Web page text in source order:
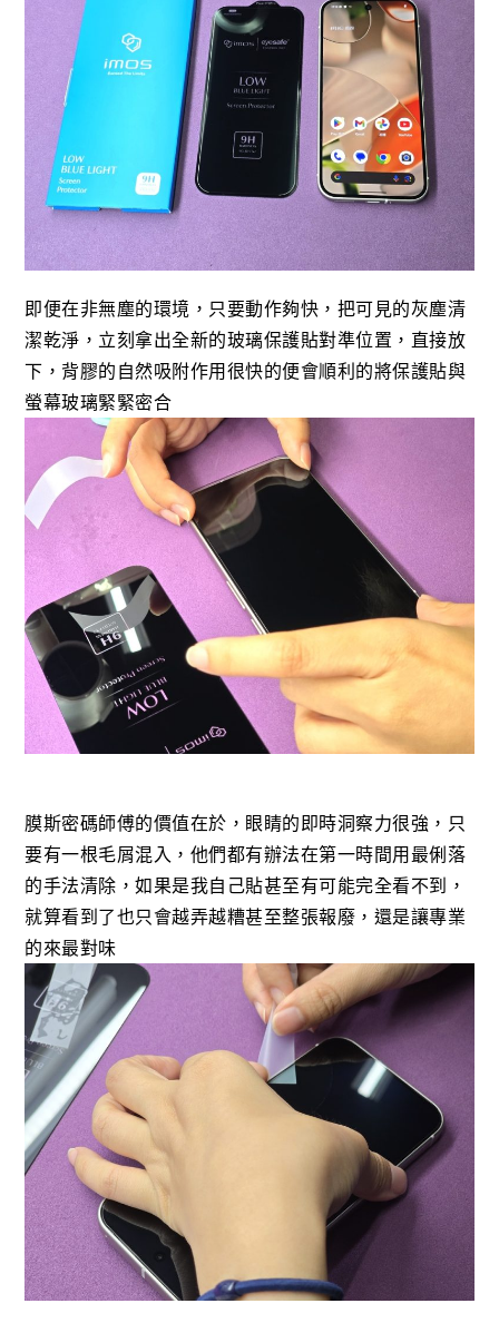
即便在非無塵的環境，只要動作夠快，把可見的灰塵清
潔乾淨，立刻拿出全新的玻璃保護貼對準位置，直接放
下，背膠的自然吸附作用很快的便會順利的將保護貼與
螢幕玻璃緊緊密合
膜斯密碼師傅的價值在於，眼睛的即時洞察力很強，只
要有一根毛屑混入，他們都有辦法在第一時間用最俐落
的手法清除，如果是我自己貼甚至有可能完全看不到，
就算看到了也只會越弄越糟甚至整張報廢，還是讓專業
的來最對味